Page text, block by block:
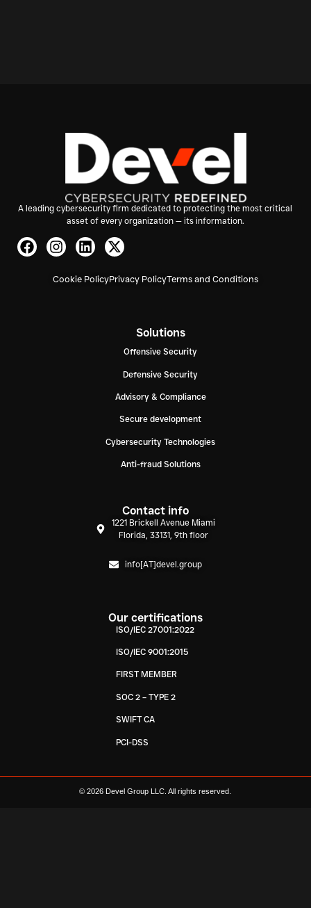
A leading cybersecurity firm dedicated to protecting the most critical
asset of every organization — its information.
Cookie PolicyPrivacy PolicyTerms and Conditions
Solutions
Offensive Security
Defensive Security
Advisory & Compliance
Secure development
Cybersecurity Technologies
Anti-fraud Solutions
Contact info
1221 Brickell Avenue Miami
Florida, 33131, 9th floor
info[AT]devel.group
Our certifications
ISO/IEC 27001:2022
ISO/IEC 9001:2015
FIRST MEMBER
SOC 2 – TYPE 2
SWIFT CA
PCI-DSS
© 2026 Devel Group LLC. All rights reserved.